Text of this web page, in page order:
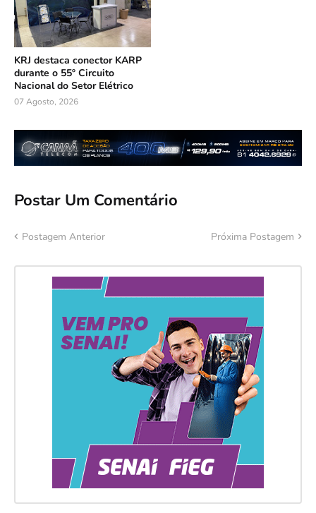
KRJ destaca conector KARP
durante o 55º Circuito
Nacional do Setor Elétrico
07 Agosto, 2026
Postar Um Comentário
Postagem Anterior Próxima Postagem